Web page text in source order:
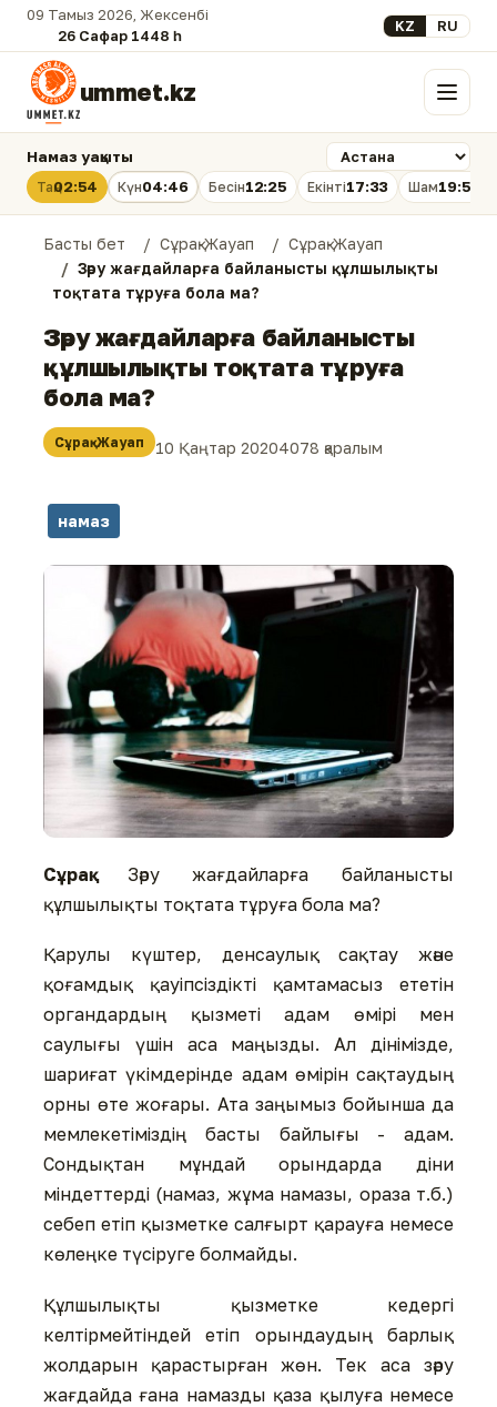
09 Тамыз 2026, Жексенбі
26 Сафар 1448 һ.
Select your
KZ RU
ummet.kz Мәзір
Намаз уақыты
Таң02:54 Күн04:46 Бесін12:25 Екінті17:33 Шам19:53
Басты бет Сұрақ-Жауап
Сұрақ-Жауап
Зәру жағдайларға байланысты құлшылықты
тоқтата тұруға бола ма?
Зәру жағдайларға байланысты
құлшылықты тоқтата тұруға
бола ма?
Сұрақ-Жауап 10 Қаңтар 20204078 қаралым
намаз
Сұрақ: Зәру жағдайларға байланысты
құлшылықты тоқтата тұруға бола ма?
Қарулы күштер, денсаулық сақтау және
қоғамдық қауіпсіздікті қамтамасыз ететін
органдардың қызметі адам өмірі мен
саулығы үшін аса маңызды. Ал дінімізде,
шариғат үкімдерінде адам өмірін сақтаудың
орны өте жоғары. Ата заңымыз бойынша да
мемлекетіміздің басты байлығы - адам.
Сондықтан мұндай орындарда діни
міндеттерді (намаз, жұма намазы, ораза т.б.)
себеп етіп қызметке салғырт қарауға немесе
көлеңке түсіруге болмайды.
Құлшылықты қызметке кедергі
келтірмейтіндей етіп орындаудың барлық
жолдарын қарастырған жөн. Тек аса зәру
жағдайда ғана намазды қаза қылуға немесе